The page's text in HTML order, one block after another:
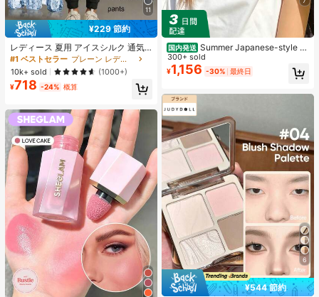
11
¥229 節約
レディース 夏用 アイスシルク 通気
性 ランニングパンツ、速乾 軽量 ス
ポーツパンツ ジッパーポケット & ウ
エストバンド付き フィットネス & ジ
ョギング用 ブラック、アスレジャー
#1 ベストセラー
プレーン レディースパンツ
10k+ sold
(1000+)
¥718 -24% 概算
国内発送 Summer Japanese-style c
ute girl look, Sanrio Hello Kitty simp
le pattern print, pure cotton sweet-
style T-shirt
300+ sold
¥1,156 -30% 最終日
6
¥544 節約